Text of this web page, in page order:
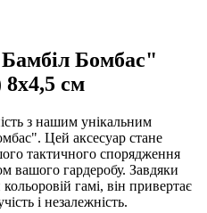
Бомбас"
см
з нашим унікальним
Цей аксесуар стане
тактичного спорядження
вашого гардеробу. Завдяки
гамі, він привертає
і незалежність.